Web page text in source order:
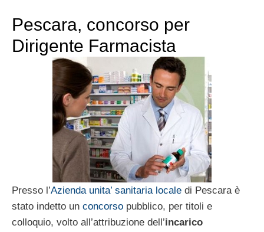
Pescara, concorso per
Dirigente Farmacista
Presso l’Azienda unita’ sanitaria locale di Pescara è
stato indetto un concorso pubblico, per titoli e
colloquio, volto all’attribuzione dell’incarico